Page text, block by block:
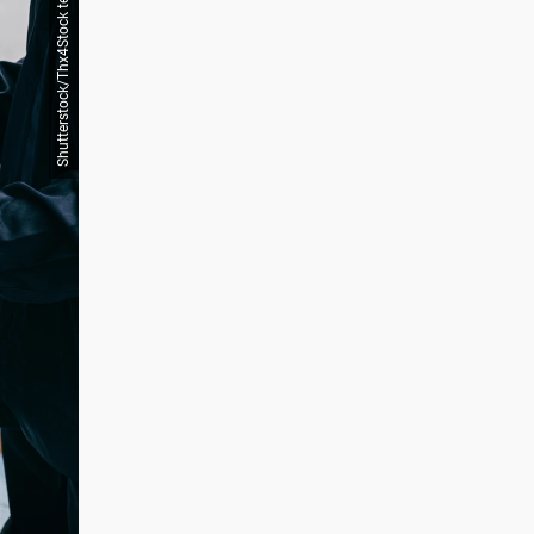
Shutterstock/Thx4Stock team